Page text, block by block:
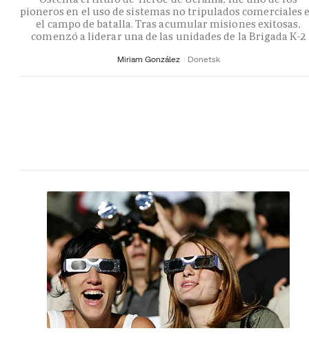
pioneros en el uso de sistemas no tripulados comerciales
el campo de batalla. Tras acumular misiones exitosas,
comenzó a liderar una de las unidades de la Brigada K-2
Miriam González Donetsk